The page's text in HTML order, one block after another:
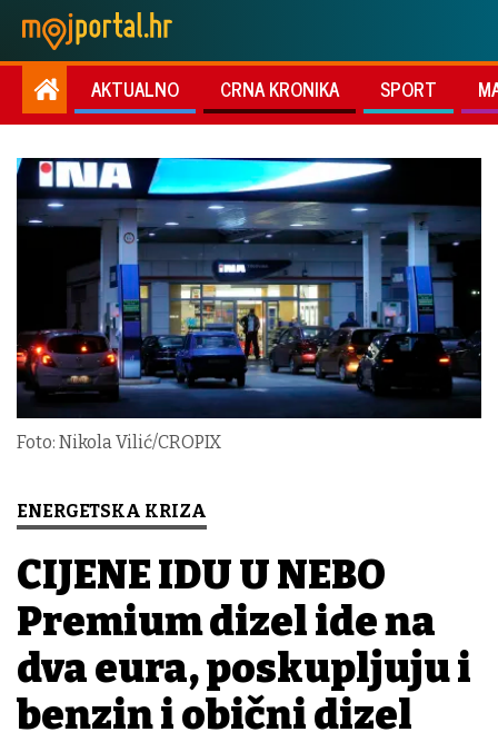
AKTUALNO CRNA KRONIKA SPORT
Foto: Nikola Vilić/CROPIX
ENERGETSKA KRIZA
CIJENE IDU U NEBO
Premium dizel ide na
dva eura, poskupljuju i
benzin i obični dizel